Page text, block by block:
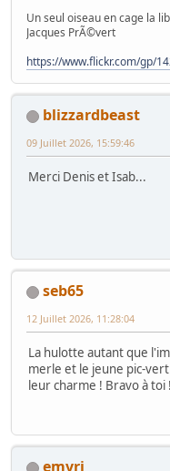
Un seul oiseau en cage la
Jacques PrÃ©vert
https://www.flickr.com/gp/
blizzardbeast
09 Juillet 2026, 15:59:46
Merci Denis et Isab...
seb65
12 Juillet 2026, 11:28:04
La hulotte autant que
merle et le jeune pic-
leur charme ! Bravo à toi !
emvri